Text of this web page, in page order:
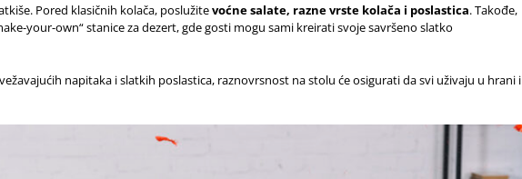
Pored klasičnih kolača, poslužitevoćne salate, razne vrste kolača i poslastica. Takođe,
your-own“ stanice za dezert, gde gosti mogu sami kreirati svoje savršeno slatko
napitaka i slatkih poslastica, raznovrsnost na stolu će osigurati da svi uživaju u hrani i